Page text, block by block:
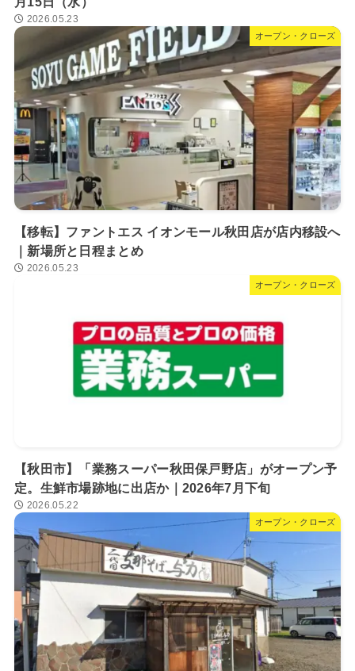
2026.05.23
オープン・クローズ
【移転】ファントエス イオンモール秋田店が店内移設へ
｜新場所と日程まとめ
2026.05.23
オープン・クローズ
【秋田市】「業務スーパー秋田保戸野店」がオープン予
定。生鮮市場跡地に出店か｜2026年7月下旬
2026.05.22
オープン・クローズ